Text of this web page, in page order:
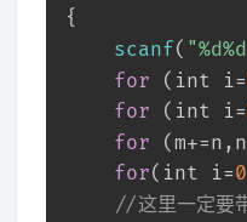
{
scanf(
for ( int i=
for ( int i=
for
for( int i=0
//这里一定要